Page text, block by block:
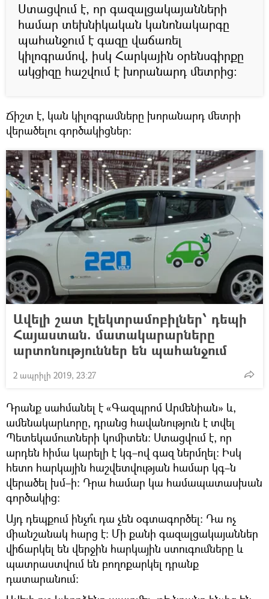
Ստացվում է, որ գազալցակայանների
համար տեխնիկական կանոնակարգը
պահանջում է գազը վաճառել
կիլոգրամով, իսկ Հարկային օրենսգիրքը
ակցիզը հաշվում է խորանարդ մետրից։
Ճիշտ է, կան կիլոգրամները խորանարդ մետրի
վերածելու գործակիցներ։
Ավելի շատ էլեկտրամոբիլներ՝ դեպի
Հայաստան. մատակարարները
արտոնություններ են պահանջում
2 ապրիլի 2019, 23:27
Դրանք սահմանել է «Գազպրոմ Արմենիան» և,
ամենակարևորը, դրանց հավանություն է տվել
Պետեկամուտների կոմիտեն։ Ստացվում է, որ
արդեն հիմա կարելի է կգ–ով գազ ներմղել։ Իսկ
հետո հարկային հաշվետվության համար կգ–ն
վերածել խմ–ի։ Դրա համար կա համապատասխան
գործակից։
Այդ դեպքում ինչո՞ւ դա չեն օգտագործել։ Դա ոչ
միանշանակ հարց է։ Մի քանի գազալցակայաններ
վիճարկել են վերջին հարկային ստուգումները և
պատրաստվում են բողոքարկել դրանք
դատարանում։